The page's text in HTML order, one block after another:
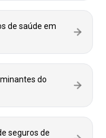
de saúde em
do
seguros de